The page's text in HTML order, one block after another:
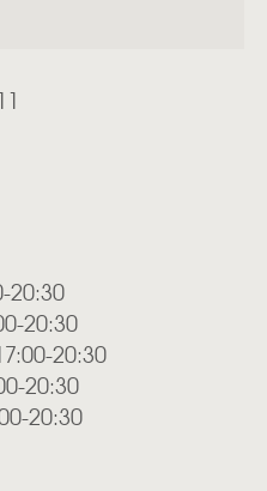
20:30
20:30
20:30
20:30
20:30